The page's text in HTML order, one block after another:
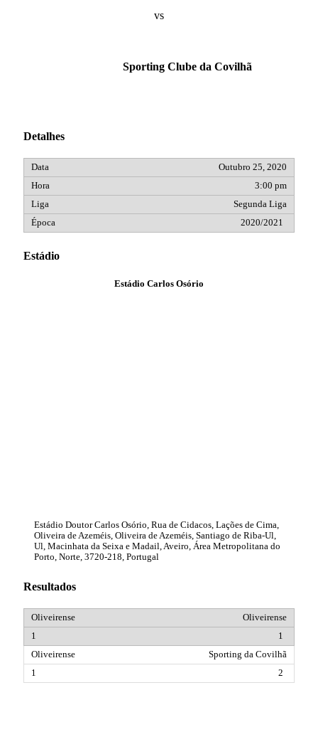
vs
Sporting Clube da Covilhã
Detalhes
Outubro 25, 2020
3:00 pm
Segunda Liga
2020/2021
Estádio
Estádio Carlos Osório
Estádio Doutor Carlos Osório, Rua de Cidacos, Lações de Cima,
Oliveira de Azeméis, Oliveira de Azeméis, Santiago de Riba-Ul,
Ul, Macinhata da Seixa e Madail, Aveiro, Área Metropolitana do
Porto, Norte, 3720-218, Portugal
Resultados
Oliveirense
1
Sporting da Covilhã
2